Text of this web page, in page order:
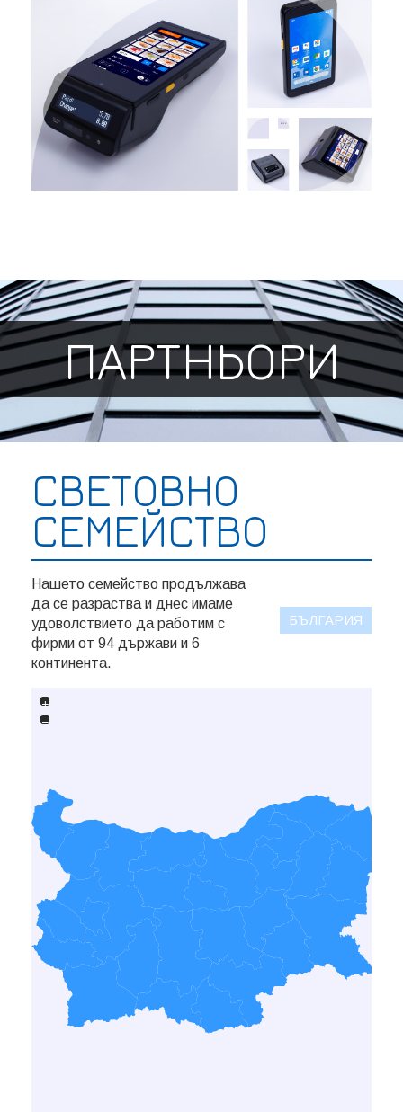
ПАРТНЬОРИ
СВЕТОВНО
СЕМЕЙСТВО
Нашето семейство продължава
да се разраства и днес имаме
удоволствието да работим с
фирми от 94 държави и 6
континента.
БЪЛГАРИЯ
+
−